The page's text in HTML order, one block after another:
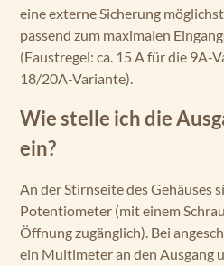
eine externe Sicherung
passend zum maximalen
(Faustregel: ca. 15 A für die 9A-
18/20A-Variante).
Wie stelle ich die
ein?
An der Stirnseite des Gehäuses
Potentiometer (mit einem
Öffnung zugänglich). Bei
ein Multimeter an den Ausgang